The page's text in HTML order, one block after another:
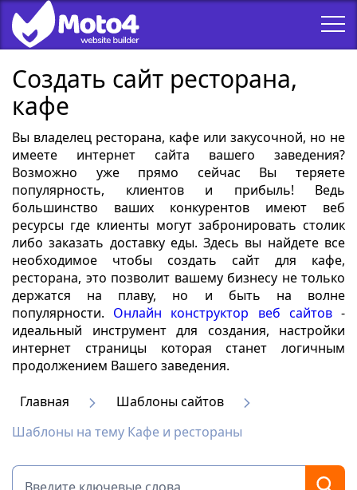
Создать сайт ресторана,
кафе
Вы владелец ресторана, кафе или закусочной, но не
имеете интернет сайта вашего заведения?
Возможно уже прямо сейчас Вы теряете
популярность, клиентов и прибыль! Ведь
большинство ваших конкурентов имеют веб
ресурсы где клиенты могут забронировать столик
либо заказать доставку еды. Здесь вы найдете все
необходимое чтобы создать сайт для кафе,
ресторана, это позволит вашему бизнесу не только
держатся на плаву, но и быть на волне
популярности. Онлайн конструктор веб сайтов-
идеальный инструмент для создания, настройки
интернет страницы которая станет логичным
продолжением Вашего заведения.
Главная
Шаблоны сайтов
Шаблоны на тему Кафе и рестораны